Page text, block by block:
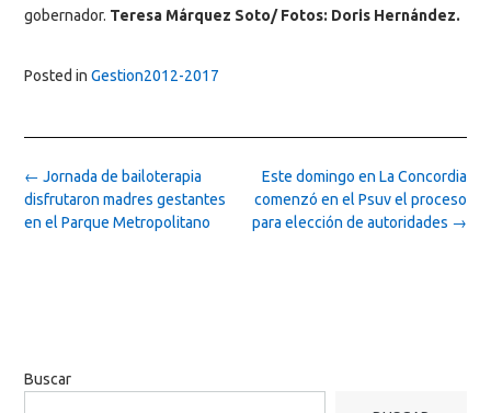
gobernador. Teresa Márquez Soto/ Fotos: Doris Hernández.
Posted in Gestion2012-2017
Post
navigation
Este domingo en La Concordia
comenzó en el Psuv el proceso
para elección de autoridades →
← Jornada de bailoterapia
disfrutaron madres gestantes
en el Parque Metropolitano
Buscar